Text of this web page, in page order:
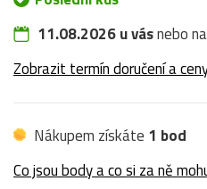
11.08.2026 u vásnebo
Zobrazit termín doručení a
Nákupem získáte 1 bod
Co jsou body a co si za ně